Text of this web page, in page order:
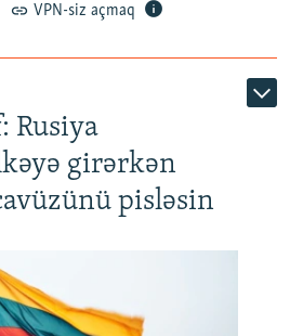
VPN-siz açmaq
Rusiya
girərkən
pisləsin